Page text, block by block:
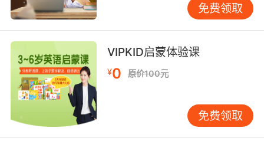
6. You know, it shows that this is dystopia
and there is something very terrible that has
happened to the world to get us to this place.
它说明了这是反乌托邦社会 世界上发生了 非常糟
糕的事 才使我们沦落至此
7. dystopia appeared in 2014, and if you're art
if you're really, really art you can study it and
免费领取
VIPKID启蒙体验课
¥0 原价100元
免费领取